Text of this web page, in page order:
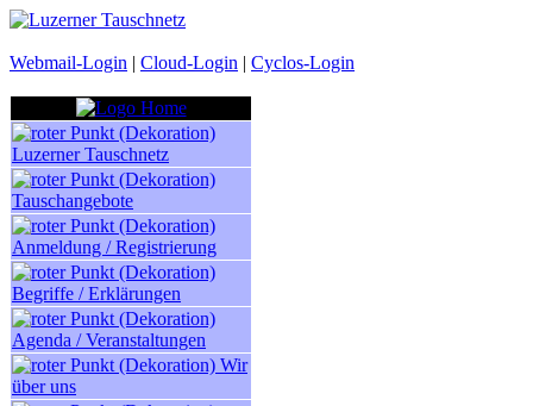
Webmail-Login | Cloud-Login | Cyclos-Login
Luzerner Tauschnetz
Tauschangebote
Anmeldung / Registrierung
Begriffe / Erklärungen
Agenda / Veranstaltungen
Wir
über uns